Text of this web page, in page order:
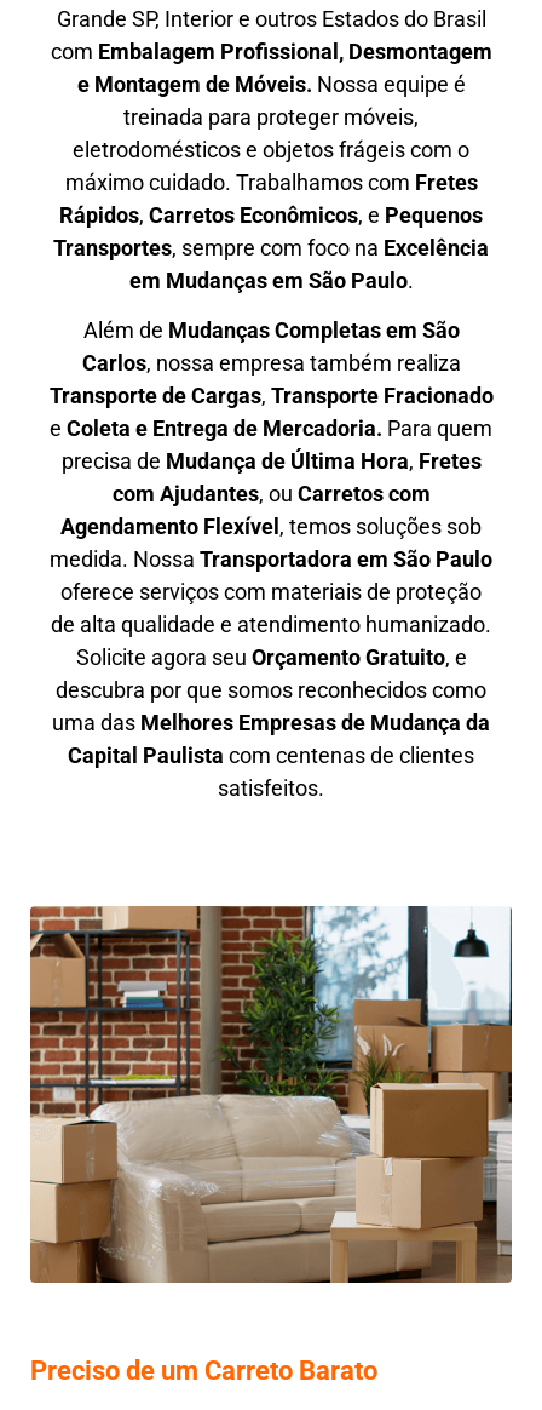
Grande SP, Interior e outros Estados do Brasil
com Embalagem Profissional, Desmontagem
e Montagem de Móveis. Nossa equipe é
treinada para proteger móveis,
eletrodomésticos e objetos frágeis com o
máximo cuidado. Trabalhamos com Fretes
Rápidos, Carretos Econômicos, e Pequenos
Transportes, sempre com foco na Excelência
em Mudanças em São Paulo.
Além de Mudanças Completas em São
Carlos, nossa empresa também realiza
Transporte de Cargas, Transporte Fracionado
e Coleta e Entrega de Mercadoria. Para quem
precisa de Mudança de Última Hora, Fretes
com Ajudantes, ou Carretos com
Agendamento Flexível , temos soluções sob
medida. Nossa Transportadora em São Paulo
oferece serviços com materiais de proteção
de alta qualidade e atendimento humanizado.
Solicite agora seu Orçamento Gratuito, e
descubra por que somos reconhecidos como
uma das Melhores Empresas de Mudança da
Capital Paulista com centenas de clientes
satisfeitos.
Preciso de um Carreto Barato